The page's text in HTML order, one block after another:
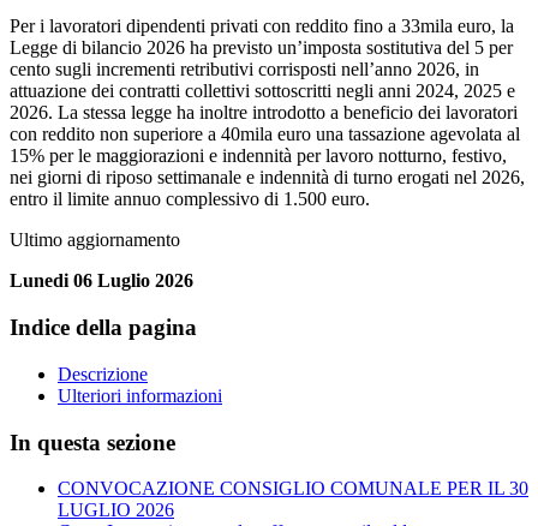
Per i lavoratori dipendenti privati con reddito fino a 33mila euro, la
Legge di bilancio 2026 ha previsto un’imposta sostitutiva del 5 per
cento sugli incrementi retributivi corrisposti nell’anno 2026, in
attuazione dei contratti collettivi sottoscritti negli anni 2024, 2025 e
2026. La stessa legge ha inoltre introdotto a beneficio dei lavoratori
con reddito non superiore a 40mila euro una tassazione agevolata al
15% per le maggiorazioni e indennità per lavoro notturno, festivo,
nei giorni di riposo settimanale e indennità di turno erogati nel 2026,
entro il limite annuo complessivo di 1.500 euro.
Ultimo aggiornamento
Lunedi 06 Luglio 2026
Indice della pagina
Descrizione
Ulteriori informazioni
In questa sezione
CONVOCAZIONE CONSIGLIO COMUNALE PER IL 30
LUGLIO 2026